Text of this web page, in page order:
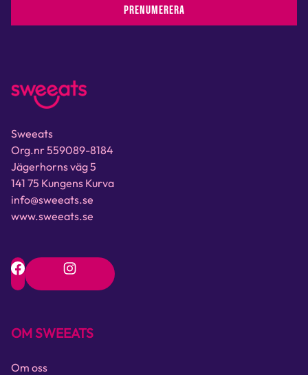
PRENUMERERA
Sweeats
Org.nr 559089-8184
Jägerhorns väg 5
141 75 Kungens Kurva
info@sweeats.se
www.sweeats.se
OM SWEEATS
Om oss